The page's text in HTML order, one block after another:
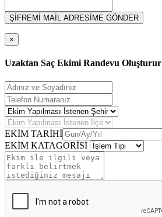
ŞİFREMİ MAİL ADRESİME GÖNDER
×
Uzaktan Saç Ekimi Randevu Oluşturur
EKİM TARİHİ
EKİM KATAGORİSİ